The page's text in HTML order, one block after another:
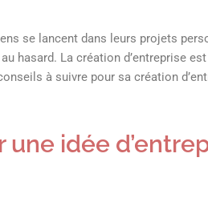
se lancent dans leurs projets
hasard. La création d’entreprise
à suivre pour sa création
une idée